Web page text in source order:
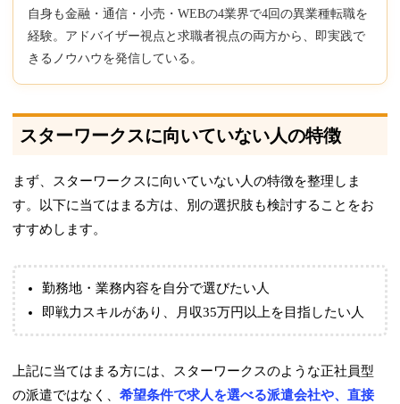
自身も金融・通信・小売・WEBの4業界で4回の異業種転職を
経験。アドバイザー視点と求職者視点の両方から、即実践で
きるノウハウを発信している。
スターワークスに向いていない人の特徴
まず、スターワークスに向いていない人の特徴を整理しま
す。以下に当てはまる方は、別の選択肢も検討することをお
すすめします。
勤務地・業務内容を自分で選びたい人
即戦力スキルがあり、月収35万円以上を目指したい人
上記に当てはまる方には、スターワークスのような正社員型
の派遣ではなく、希望条件で求人を選べる派遣会社や、直接